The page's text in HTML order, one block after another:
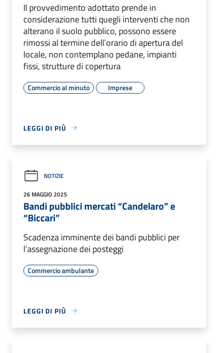
Il provvedimento adottato prende in
considerazione tutti quegli interventi che non
alterano il suolo pubblico, possono essere
rimossi al termine dell’orario di apertura del
locale, non contemplano pedane, impianti
fissi, strutture di copertura
Commercio al minuto Imprese
LEGGI DI PIÙ
NOTIZIE
26 MAGGIO 2025
Bandi pubblici mercati “Candelaro” e
“Biccari”
Scadenza imminente dei bandi pubblici per
l’assegnazione dei posteggi
Commercio ambulante
LEGGI DI PIÙ